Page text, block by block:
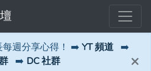
每週分享心得！ ➡️ YT 頻道 ➡️
➡️ DC 社群 ×